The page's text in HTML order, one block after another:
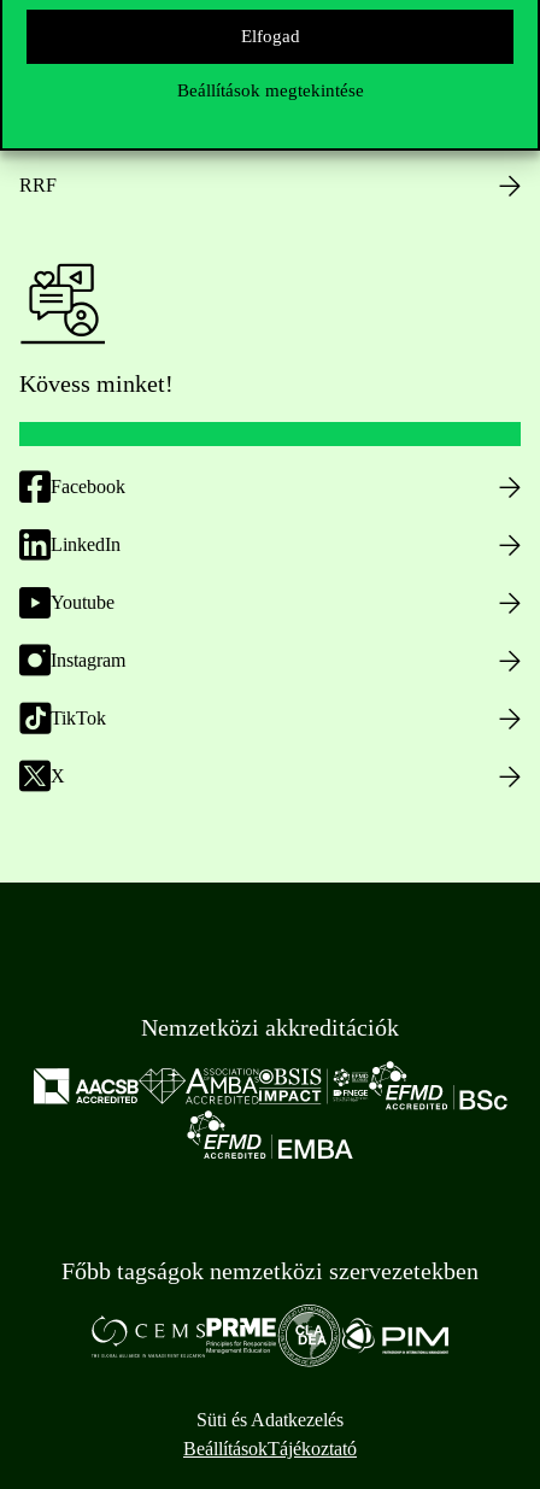
Elfogad
Beállítások megtekintése
Közérdekű adatok
Karrier
RRF
Kövess minket!
Facebook
LinkedIn
Youtube
Instagram
TikTok
X
Nemzetközi akkreditációk
Főbb tagságok nemzetközi szervezetekben
Süti és Adatkezelés
BeállításokTájékoztató